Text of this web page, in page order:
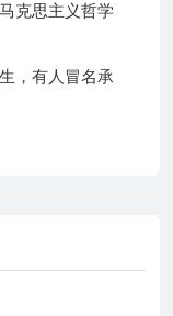
Turns to Fat
Are
Cut Belly Fat,
to Keep
克思主义哲学
，有人冒名承
夺战”
方理工大学